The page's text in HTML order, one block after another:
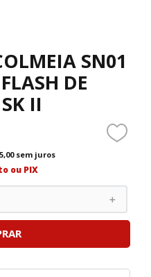
SN01
DE
II
,00sem juros
ou PIX
＋